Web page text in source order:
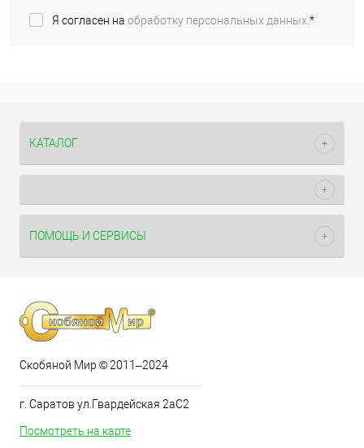
Я согласен на обработку персональных данных.*
КАТАЛОГ
ПОМОЩЬ И СЕРВИСЫ
Скобяной Мир © 2011–2024
г. Саратов ул.Гвардейская 2аС2
Посмотреть на карте